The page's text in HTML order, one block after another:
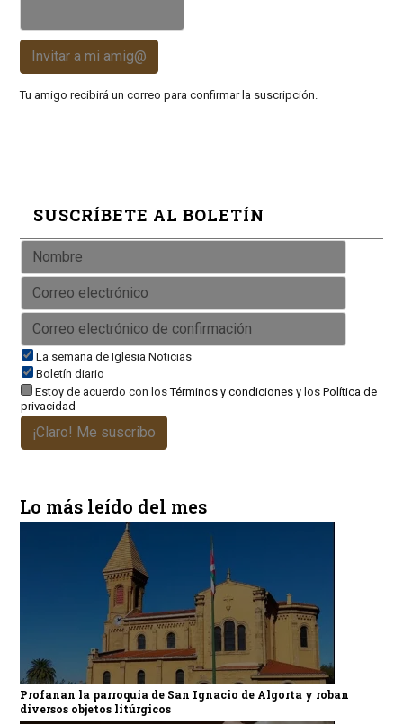
Invitar a mi amig@
Tu amigo recibirá un correo para confirmar la suscripción.
SUSCRÍBETE AL BOLETÍN
La semana de Iglesia Noticias
Boletín diario
Estoy de acuerdo con losTérminos y condicionesy los Política de
privacidad
¡Claro! Me suscribo
Lo más leído del mes
Profanan la parroquia de San Ignacio de Algorta y roban
diversos objetos litúrgicos